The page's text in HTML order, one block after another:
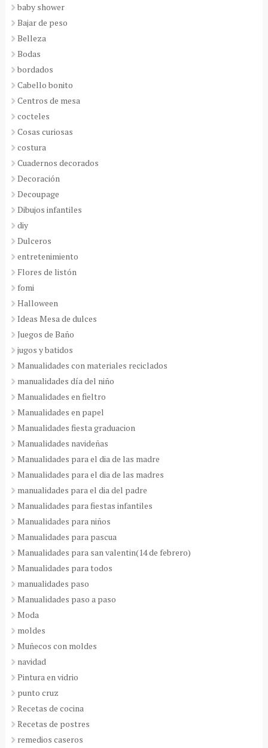
baby shower
Bajar de peso
Belleza
Bodas
bordados
Cabello bonito
Centros de mesa
cocteles
Cosas curiosas
costura
Cuadernos decorados
Decoración
Decoupage
Dibujos infantiles
diy
Dulceros
entretenimiento
Flores de listón
fomi
Halloween
Ideas Mesa de dulces
Juegos de Baño
jugos y batidos
Manualidades con materiales reciclados
manualidades día del niño
Manualidades en fieltro
Manualidades en papel
Manualidades fiesta graduacion
Manualidades navideñas
Manualidades para el dia de las madre
Manualidades para el dia de las madres
manualidades para el dia del padre
Manualidades para fiestas infantiles
Manualidades para niños
Manualidades para pascua
Manualidades para san valentin(14 de febrero)
Manualidades para todos
manualidades paso
Manualidades paso a paso
Moda
moldes
Muñecos con moldes
navidad
Pintura en vidrio
punto cruz
Recetas de cocina
Recetas de postres
remedios caseros